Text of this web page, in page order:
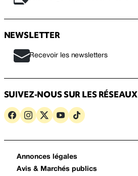
NEWSLETTER
Recevoir les newsletters
SUIVEZ-NOUS SUR LES RÉSEAUX
Annonces légales
Avis & Marchés publics